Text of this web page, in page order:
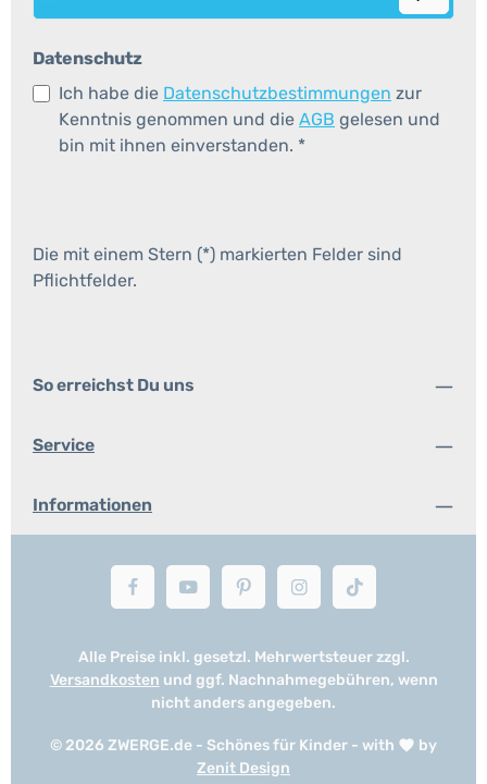
Datenschutz
Ich habe die Datenschutzbestimmungen zur
Kenntnis genommen und die AGB gelesen und
bin mit ihnen einverstanden. *
Die mit einem Stern (*) markierten Felder sind
Pflichtfelder.
So erreichst Du uns
Service
Informationen
© 2026 ZWERGE.de - Schönes für Kinder - with
by
Zenit Design
Alle Preise inkl. gesetzl. Mehrwertsteuer zzgl.
Versandkosten und ggf. Nachnahmegebühren, wenn
nicht anders angegeben.